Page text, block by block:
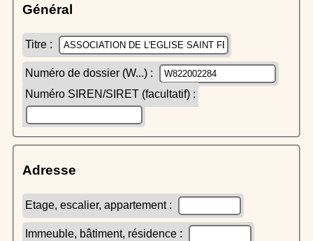
Général
Titre :
Numéro de dossier (W...) :
Numéro SIREN/SIRET (facultatif) :
Adresse
Etage, escalier, appartement :
Immeuble, bâtiment, résidence :